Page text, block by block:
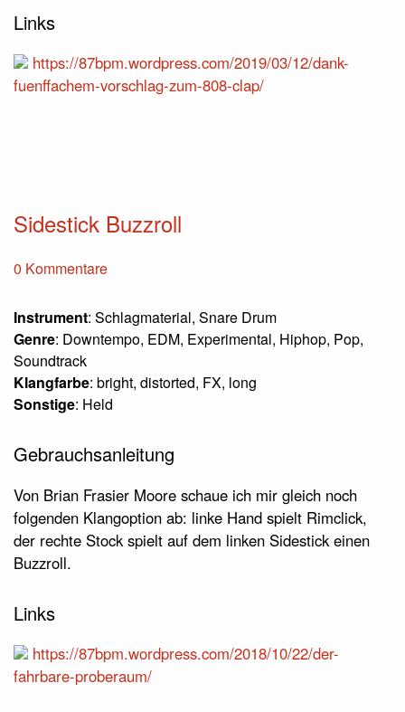
Links
https://87bpm.wordpress.com/2019/03/12/dank-
fuenffachem-vorschlag-zum-808-clap/
Sidestick Buzzroll
0 Kommentare
Instrument: Schlagmaterial, Snare Drum
Genre: Downtempo, EDM, Experimental, Hiphop, Pop,
Soundtrack
Klangfarbe: bright, distorted, FX, long
Sonstige: Held
Gebrauchsanleitung
Von Brian Frasier Moore schaue ich mir gleich noch
folgenden Klangoption ab: linke Hand spielt Rimclick,
der rechte Stock spielt auf dem linken Sidestick einen
Buzzroll.
Links
https://87bpm.wordpress.com/2018/10/22/der-
fahrbare-proberaum/